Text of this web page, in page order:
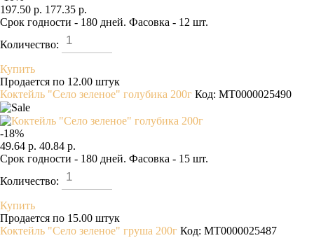
197.50 р. 177.35 р.
Срок годности - 180 дней. Фасовка - 12 шт.
Количество:
Купить
Продается по 12.00 штук
Коктейль "Село зеленое" голубика 200г Код: MТ0000025490
-18%
49.64 р. 40.84 р.
Срок годности - 180 дней. Фасовка - 15 шт.
Количество:
Купить
Продается по 15.00 штук
Коктейль "Село зеленое" груша 200г Код: MТ0000025487